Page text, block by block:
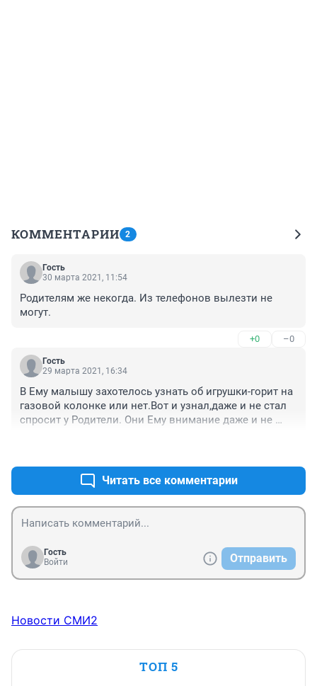
КОММЕНТАРИИ 2
Гость
30 марта 2021, 11:54
Родителям же некогда. Из телефонов вылезти не
могут.
+0 –0
Гость
29 марта 2021, 16:34
В Ему малышу захотелось узнать об игрушки-горит на
газовой колонке или нет.Вот и узнал,даже и не стал
спросит у Родители. Они Ему внимание даже и не
Читать все комментарии
Гость
Войти
Отправить
Новости СМИ2
ТОП 5